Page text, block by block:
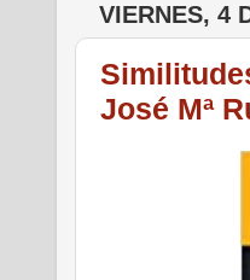
VIERNES, 4
José Mª